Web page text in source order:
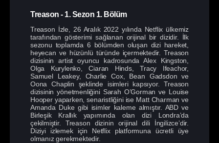
Treason - 1. Sezon 1. Bölüm
Treason İzle, 26 Aralık 2022 yılında Netflix ülkemiz
tarafından gösterimi sağlanan orijinal bir dizidir. İlk
sezonu toplamda 6 bölümden oluşan dizi hareket,
heyecan ve hüzünlü türünde içermektedir. Treason
dizisinin artist oyuncu kadrosunda Alex Kingston,
Olga Kurylenko, Ciaran Hinds, Tracy Ifeachor,
Samuel Leakey, Charlie Cox, Bean Gadsdon ve
Oona Chaplin şeklinde isimleri kapsıyor. Treason
dizisinin yönetmenliğini Sarah O’Gorman ve Louise
Hooper yaparken, senaristliğini ise Matt Charman ve
Amanda Duke gibi isimler kaleme almıştır. ABD ve
Birleşik Krallık yapımında olan dizi Londra’da
çekilmiştir. Treason dizinin orijinal dili İngilizce’dir.
Diziyi izlemek için Netflix platformuna ücretli üye
olmanız gerekmektedir.